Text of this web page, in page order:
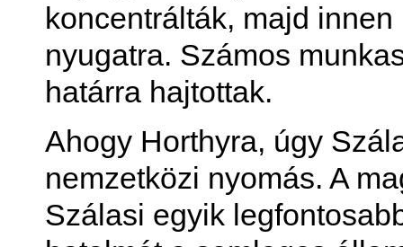
koncentrálták, majd
nyugatra. Számos
határra hajtottak.
Ahogy Horthyra, úgy
nemzetközi nyomás. A
Szálasi egyik